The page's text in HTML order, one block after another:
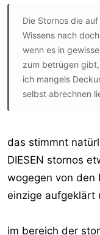
Die Stornos die
Wissens nach
wenn es in
zum betrügen
ich mangels
selbst abrechnen
das stimmnt
DIESEN stornos
wogegen von den
einzige aufgeklärt
im bereich der